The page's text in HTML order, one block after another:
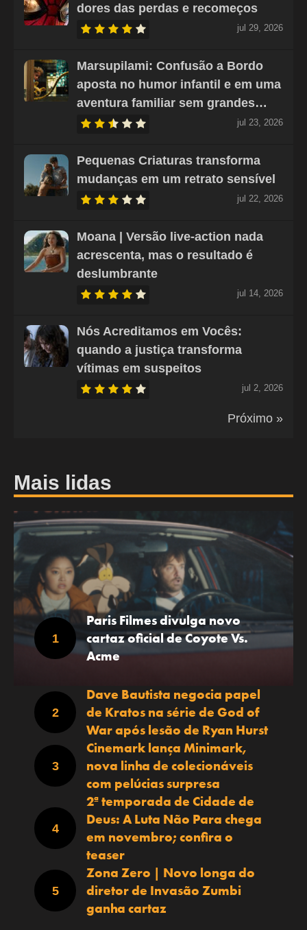
dores das perdas e recomeços
jul 29, 2026
Marsupilami: Confusão a Bordo
aposta no humor infantil e em uma
aventura familiar sem grandes…
jul 23, 2026
Pequenas Criaturas transforma
mudanças em um retrato sensível
jul 22, 2026
Moana | Versão live-action nada
acrescenta, mas o resultado é
deslumbrante
jul 14, 2026
Nós Acreditamos em Vocês:
quando a justiça transforma
vítimas em suspeitos
jul 2, 2026
Próximo »
Mais lidas
Paris Filmes divulga novo
cartaz oficial de Coyote Vs.
Acme
Dave Bautista negocia papel
de Kratos na série de God of
War após lesão de Ryan Hurst
Cinemark lança Minimark,
nova linha de colecionáveis
com pelúcias surpresa
2ª temporada de Cidade de
Deus: A Luta Não Para chega
em novembro; confira o
teaser
Zona Zero | Novo longa do
diretor de Invasão Zumbi
ganha cartaz